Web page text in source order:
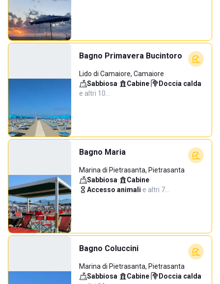
Bagno Primavera Bucintoro
Lido di Camaiore, Camaiore
Sabbiosa· Cabine· Doccia calda·
e altri 10…
Bagno Maria
Marina di Pietrasanta, Pietrasanta
Sabbiosa· Cabine·
Accesso animali·e altri 7…
Bagno Coluccini
Marina di Pietrasanta, Pietrasanta
Sabbiosa· Cabine· Doccia calda·